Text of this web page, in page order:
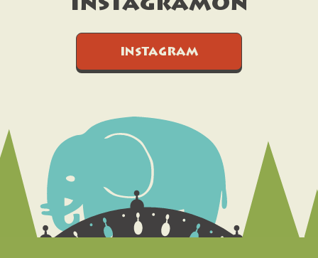
instagramon
INSTAGRAM